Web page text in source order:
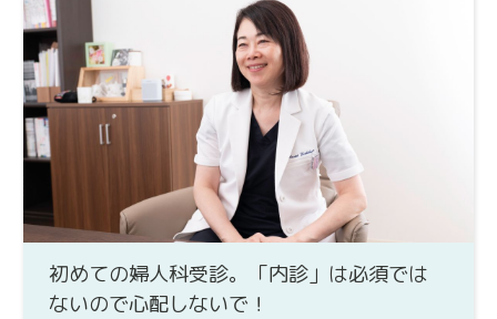
初めての婦人科受診。「内診」は必須では
ないので心配しないで！